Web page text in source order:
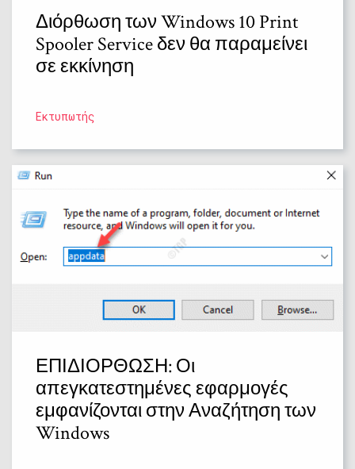
Διόρθωση των Windows 10 Print
Spooler Service δεν θα παραμείνει
σε εκκίνηση
Εκτυπωτής
ΕΠΙΔΙΟΡΘΩΣΗ: Οι
απεγκατεστημένες εφαρμογές
εμφανίζονται στην Αναζήτηση των
Windows